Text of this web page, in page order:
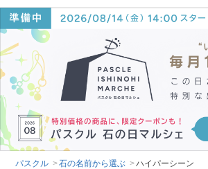
パスクル 石の名前から選ぶ ハイパーシーン